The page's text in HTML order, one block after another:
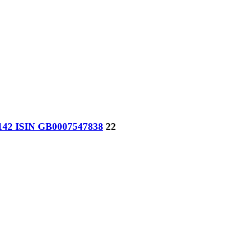
ISIN GB0007547838 22